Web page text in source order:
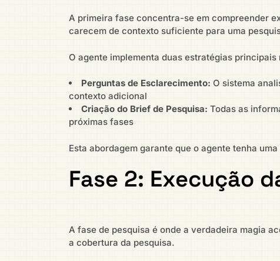
A primeira fase concentra-se em compreender
carecem de contexto suficiente para uma
O agente implementa duas estratégias principais
Perguntas de Esclarecimento: O sistema
contexto adicional
Criação do Brief de Pesquisa: Todas as
próximas fases
Esta abordagem garante que o agente tenha
Fase 2: Execução
A fase de pesquisa é onde a verdadeira magia
a cobertura da pesquisa.